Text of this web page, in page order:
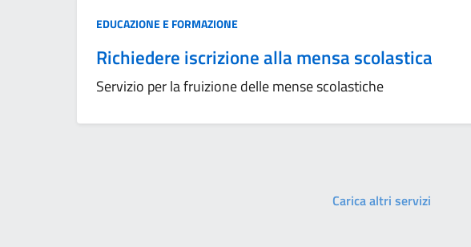
Categoria:
EDUCAZIONE E FORMAZIONE
Richiedere iscrizione alla mensa scolastica
Servizio per la fruizione delle mense scolastiche
Carica altri servizi